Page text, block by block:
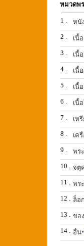
หมวดพ
1 . หนั
2 .
เนื้
3 .
เนื้
4 .
เนื้
5 .
เนื้
6 .
เนื้
7 .
เห
8 .
เค
9 .
พร
10 . จตุ
11 . พร
12 . ล็อ
13 . ขอ
14 . อื่นๆ